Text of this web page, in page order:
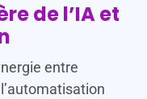
de l’IA et
entre